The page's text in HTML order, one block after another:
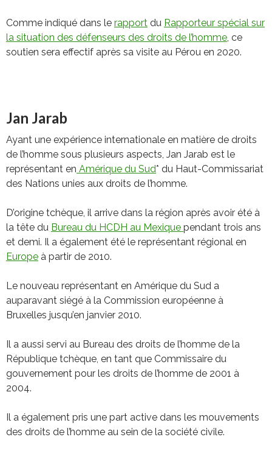
Comme indiqué dans le rapport du Rapporteur spécial sur
la situation des défenseurs des droits de l’homme, ce
soutien sera effectif après sa visite au Pérou en 2020.
Jan Jarab
Ayant une expérience internationale en matière de droits
de l’homme sous plusieurs aspects, Jan Jarab est le
représentant en Amérique du Sud* du Haut-Commissariat
des Nations unies aux droits de l’homme.
D’origine tchèque, il arrive dans la région après avoir été à
la tête du Bureau du HCDH au Mexique pendant trois ans
et demi. Il a également été le représentant régional en
Europe à partir de 2010.
Le nouveau représentant en Amérique du Sud a
auparavant siégé à la Commission européenne à
Bruxelles jusqu’en janvier 2010.
Il a aussi servi au Bureau des droits de l’homme de la
République tchèque, en tant que Commissaire du
gouvernement pour les droits de l’homme de 2001 à
2004.
Il a également pris une part active dans les mouvements
des droits de l’homme au sein de la société civile.